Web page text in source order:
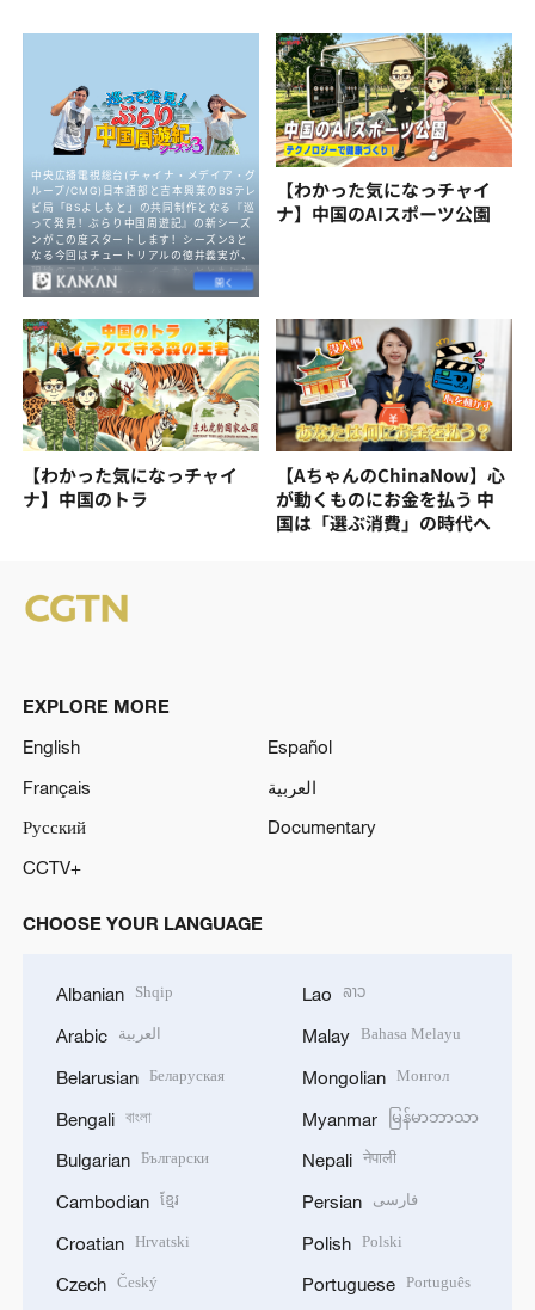
【わかった気になっチャイ
ナ】中国のAIスポーツ公園
【わかった気になっチャイ
ナ】中国のトラ
【AちゃんのChinaNow】心
が動くものにお金を払う 中
国は「選ぶ消費」の時代へ
EXPLORE MORE
English
Español
Français
العربية
Русский
Documentary
CCTV+
CHOOSE YOUR LANGUAGE
Albanian Shqip
Arabic العربية
Belarusian Беларуская
Bengali বাংলা
Bulgarian Български
Cambodian ខ្មែរ
Croatian Hrvatski
Czech Český
Lao ລາວ
Malay Bahasa Melayu
Mongolian Монгол
Myanmar မြန်မာဘာသာ
Nepali नेपाली
Persian فارسی
Polish Polski
Portuguese Português